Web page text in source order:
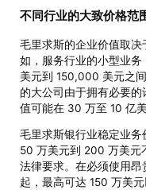
不同行业的大致价格范
毛里求斯的企业价值取
如，服务行业的小型业
美元到 150,000 美元之
的大公司由于拥有必要
值可能在 30 万至 10 亿美
毛里求斯银行业稳定业
50 万美元到 200 万美元
法律要求。在必须使用
起，最高可达 150 万美